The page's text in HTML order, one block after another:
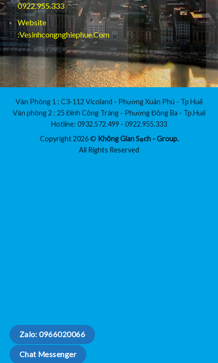
0922.955.333
Website
:Vesinhcongnghiephue.Com
Văn Phòng 1 : C3-112 Vicoland - Phường Xuân Phú - Tp Huế
Văn phòng 2 : 25 Đinh Công Tráng - Phường Đông Ba - Tp.Huế
Hotline: 0932.572.499 - 0922.955.333
Copyright 2026 © Không Gian Sạch - Group.
All Rights Reserved
Zalo: 0966020066
Chat Messenger